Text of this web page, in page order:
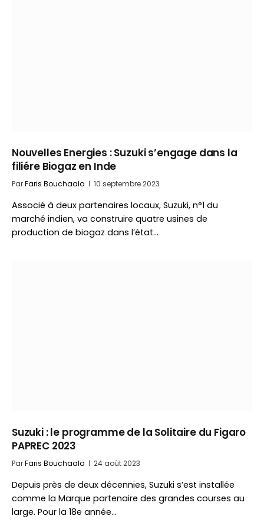
Nouvelles Energies : Suzuki s’engage dans la
filiére Biogaz en Inde
ParFaris Bouchaala 10 septembre 2023
Associé à deux partenaires locaux, Suzuki, n°1 du
marché indien, va construire quatre usines de
production de biogaz dans l’état…
Suzuki : le programme de la Solitaire du Figaro
PAPREC 2023
ParFaris Bouchaala 24 août 2023
Depuis près de deux décennies, Suzuki s’est installée
comme la Marque partenaire des grandes courses au
large. Pour la 18e année…